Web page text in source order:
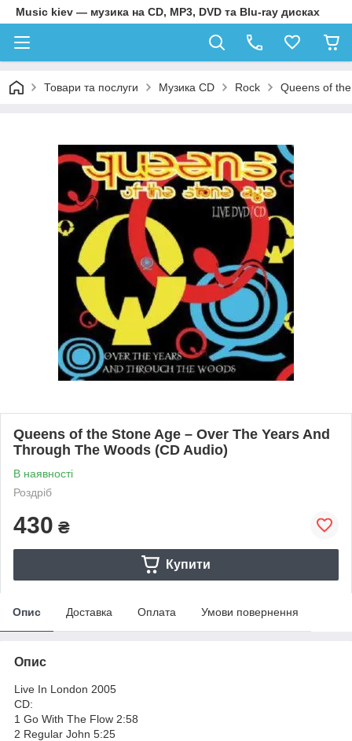
Music kiev — музика на CD, MP3, DVD та Blu-ray дисках
Товари та послуги Музика CD Rock Queens of
Queens of the Stone Age – Over The Years And
Through The Woods (CD Audio)
В наявності
Роздріб
430 ₴
Купити
Опис Доставка Оплата Умови повернення
Опис
Live In London 2005
CD:
1 Go With The Flow 2:58
2 Regular John 5:25